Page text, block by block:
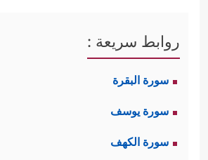
ونافع للبشريَّة
روابط سريعة :
سورة البقرة
سورة يوسف
سورة الكهف